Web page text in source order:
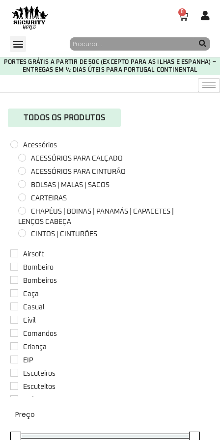
0
PORTES GRÁTIS A PARTIR DE 50€ (EXCEPTO PARA AS ILHAS E ESPANHA) –
ENTREGAS EM ½ DIAS ÚTEIS PARA PORTUGAL CONTINENTAL
TODOS OS PRODUTOS
Acessórios
ACESSÓRIOS PARA CALÇADO
ACESSÓRIOS PARA CINTURÃO
BOLSAS | MALAS | SACOS
CARTEIRAS
CHAPÉUS | BOINAS | PANAMÁS | CAPACETES |
LENÇOS CABEÇA
CINTOS | CINTURÕES
PASSAMONTANHAS | GORROS | GOLAS | LENÇOS
Airsoft
Bombeiro
Bombeiros
Caça
Casual
Civil
Comandos
Criança
EIP
Escuteiros
Escuteitos
Exército
Preço